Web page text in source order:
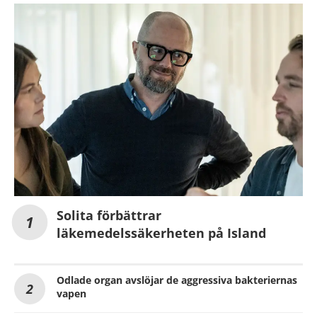
Solita förbättrar
läkemedelssäkerheten på Island
Odlade organ avslöjar de aggressiva bakteriernas
vapen